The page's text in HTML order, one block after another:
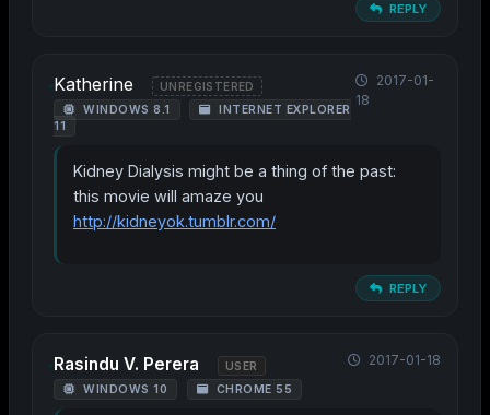
REPLY
Katherine UNREGISTERED
WINDOWS 8.1
INTERNET EXPLORER
11
2017-01-
18
Kidney Dialysis might be a thing of the past:
this movie will amaze you
http://kidneyok.tumblr.com/
REPLY
Rasindu V. Perera USER
WINDOWS 10 CHROME 55
2017-01-18